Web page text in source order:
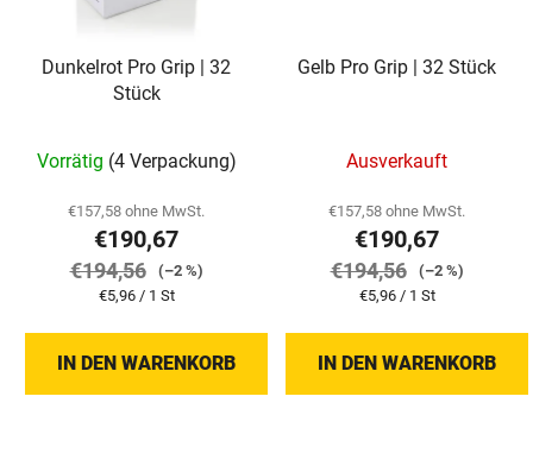
Dunkelrot Pro Grip | 32
Stück
Vorrätig (4 Verpackung)
€157,58 ohne MwSt.
€190,67
€194,56
(–2 %)
Verkaufspreis:
€5,96 / 1 St
IN DEN WARENKORB
Gelb Pro Grip | 32 Stück
Ausverkauft
€157,58 ohne MwSt.
€190,67
€194,56
(–2 %)
Verkaufspreis:
€5,96 / 1 St
IN DEN WARENKORB